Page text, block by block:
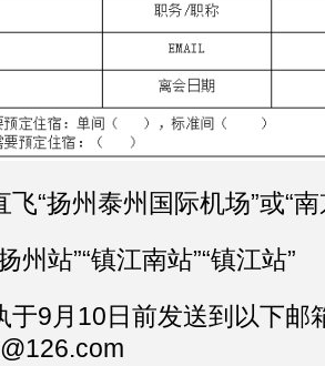
“扬州泰州国际机场”或“
州站”“镇江南站”“镇江站”
于9月10日前发送到以下邮